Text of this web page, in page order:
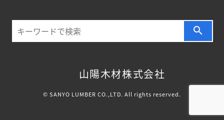
search
山陽木材株式会社
© SANYO LUMBER CO.,LTD. All rights reserved.